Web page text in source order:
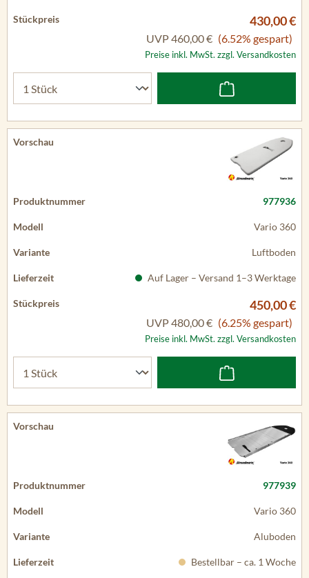
430,00 €
UVP460,00 € (6.52% gespart)
Preise inkl. MwSt. zzgl. Versandkosten
977936
Vario 360
Luftboden
Auf Lager – Versand 1–3 Werktage
450,00 €
UVP480,00 € (6.25% gespart)
Preise inkl. MwSt. zzgl. Versandkosten
977939
Vario 360
Aluboden
Bestellbar – ca. 1 Woche